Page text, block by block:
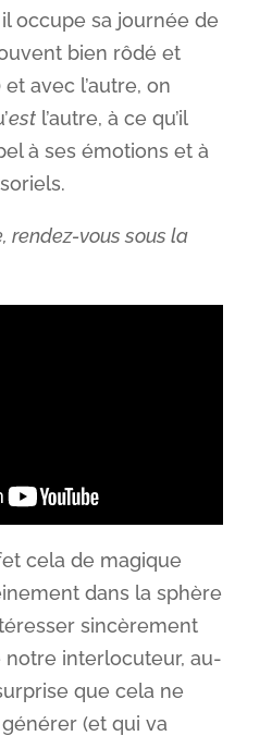
occupe sa journée de
bien rôdé et
avec l’autre, on
estl’autre, à ce qu’il
à ses émotions et à
rendez-vous sous la
cela de magique
dans la sphère
sincèrement
interlocuteur, au-
que cela ne
(et qui va